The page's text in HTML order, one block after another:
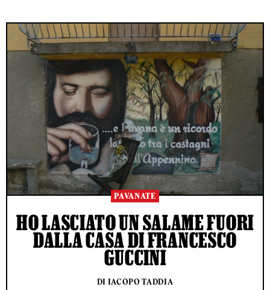
PAVANATE
HO LASCIATO UN SALAME FUORI
DALLA CASA DI FRANCESCO
GUCCINI
DI IACOPO TADDIA